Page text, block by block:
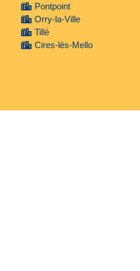
Pontpoint
Orry-la-Ville
Tillé
Cires-lès-Mello